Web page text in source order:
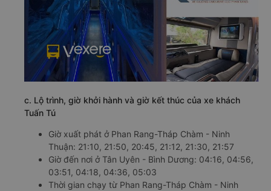
c. Lộ trình, giờ khởi hành và giờ kết thúc của xe khách
Tuấn Tú
Giờ xuất phát ở Phan Rang-Tháp Chàm - Ninh
Thuận: 21:10, 21:50, 20:45, 21:12, 21:30, 21:57
Giờ đến nơi ở Tân Uyên - Bình Dương: 04:16, 04:56,
03:51, 04:18, 04:36, 05:03
Thời gian chạy từ Phan Rang-Tháp Chàm - Ninh